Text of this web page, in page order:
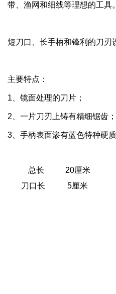
带、渔网和细线等理想的工具。
短刀口、长手柄和锋利的刀刃
主要特点：
1 、镜面处理的刀片；
2 、一片刀刃上铸有精细锯齿；
3 、手柄表面渗有蓝色特种硬
总长 20厘米
刀口长
5厘米